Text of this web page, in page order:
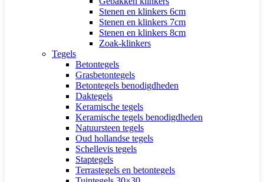
Stenen en klinkers 6cm
Stenen en klinkers 7cm
Stenen en klinkers 8cm
Zoak-klinkers
Tegels
Betontegels
Grasbetontegels
Betontegels benodigdheden
Daktegels
Keramische tegels
Keramische tegels benodigdheden
Natuursteen tegels
Oud hollandse tegels
Schellevis tegels
Staptegels
Terrastegels en betontegels